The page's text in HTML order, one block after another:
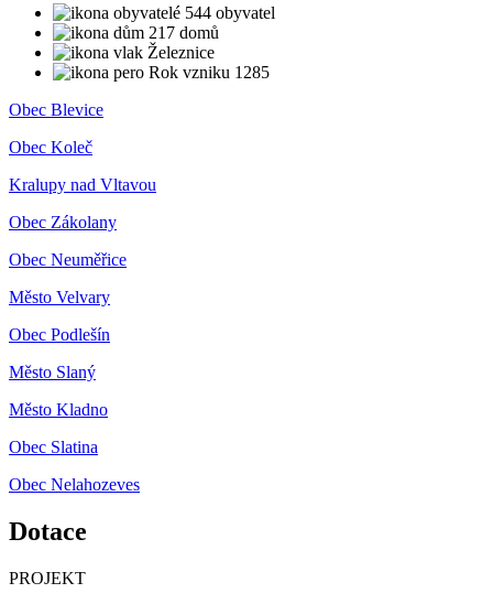
544 obyvatel
217 domů
Železnice
Rok vzniku 1285
Obec Blevice
Obec Koleč
Kralupy nad Vltavou
Obec Zákolany
Obec Neuměřice
Město Velvary
Obec Podlešín
Město Slaný
Město Kladno
Obec Slatina
Obec Nelahozeves
Dotace
PROJEKT